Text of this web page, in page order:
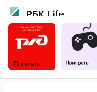
Погулять